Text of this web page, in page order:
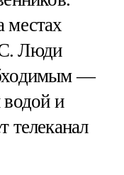
местах
Люди
—
водой и
телеканал